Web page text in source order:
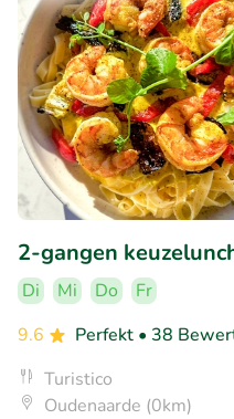
2-gangen
Di Mi Do
Fr
9.6
Perfekt • 38
Turistico
Oudenaarde (0km)